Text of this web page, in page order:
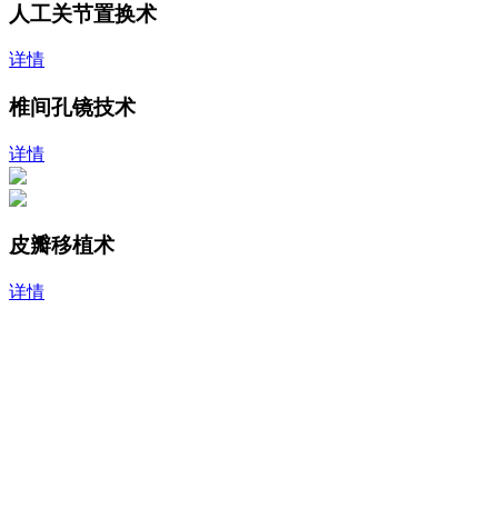
人工关节置换术
详情
椎间孔镜技术
详情
皮瓣移植术
详情